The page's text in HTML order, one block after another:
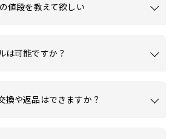
値段を教えて欲しい
は可能ですか？
換や返品はできますか？